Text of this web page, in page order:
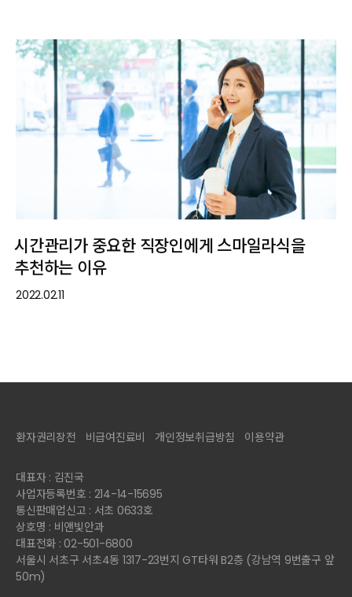
시간관리가 중요한 직장인에게 스마일라식을
추천하는 이유
2022.02.11
환자권리장전 비급여진료비 개인정보취급방침 이용약관
대표자 : 김진국
사업자등록번호 : 214-14-15695
통신판매업신고 : 서초 0633호
상호명 : 비앤빛안과
대표전화 : 02-501-6800
서울시 서초구 서초4동 1317-23번지 GT타워 B2층 (강남역 9번출구 앞
50m)